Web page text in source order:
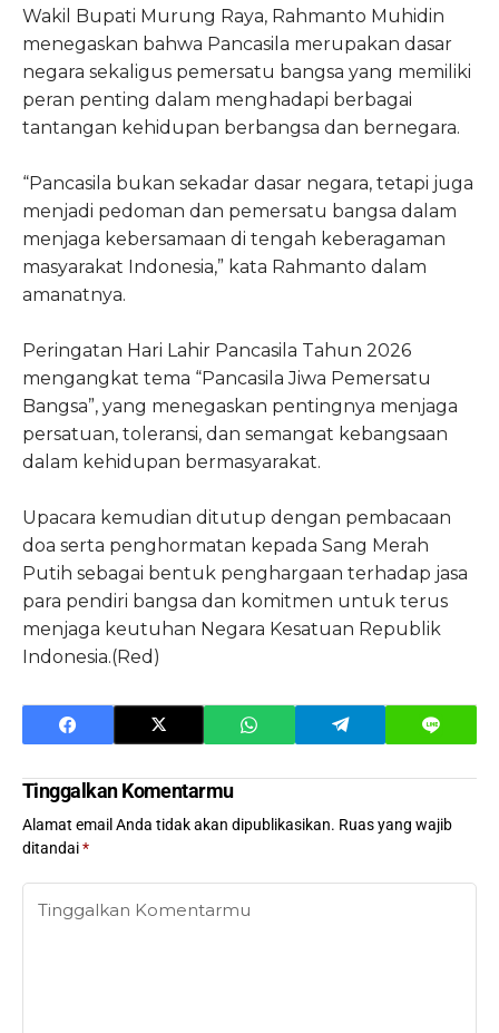
Wakil Bupati Murung Raya, Rahmanto Muhidin
menegaskan bahwa Pancasila merupakan dasar
negara sekaligus pemersatu bangsa yang memiliki
peran penting dalam menghadapi berbagai
tantangan kehidupan berbangsa dan bernegara.
“Pancasila bukan sekadar dasar negara, tetapi juga
menjadi pedoman dan pemersatu bangsa dalam
menjaga kebersamaan di tengah keberagaman
masyarakat Indonesia,” kata Rahmanto dalam
amanatnya.
Peringatan Hari Lahir Pancasila Tahun 2026
mengangkat tema “Pancasila Jiwa Pemersatu
Bangsa”, yang menegaskan pentingnya menjaga
persatuan, toleransi, dan semangat kebangsaan
dalam kehidupan bermasyarakat.
Upacara kemudian ditutup dengan pembacaan
doa serta penghormatan kepada Sang Merah
Putih sebagai bentuk penghargaan terhadap jasa
para pendiri bangsa dan komitmen untuk terus
menjaga keutuhan Negara Kesatuan Republik
Indonesia.(Red)
Tinggalkan Komentarmu
Alamat email Anda tidak akan dipublikasikan. Ruas yang wajib
ditandai*